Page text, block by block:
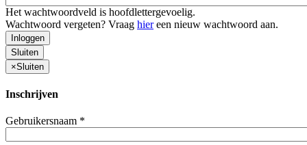
Het wachtwoordveld is hoofdlettergevoelig.
Wachtwoord vergeten? Vraag hiereen nieuw wachtwoord aan.
Inloggen
Sluiten
×Sluiten
Inschrijven
Gebruikersnaam *